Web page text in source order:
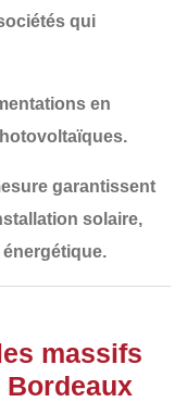
qui
en
garantissent
solaire,
massifs